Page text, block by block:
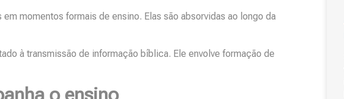
momentos formais de ensino. Elas são absorvidas ao longo da
à transmissão de informação bíblica. Ele envolve formação de